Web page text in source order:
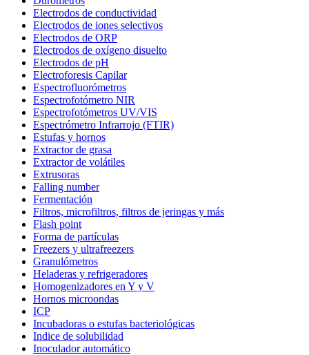
Electrodos de conductividad
Electrodos de iones selectivos
Electrodos de ORP
Electrodos de oxígeno disuelto
Electrodos de pH
Electroforesis Capilar
Espectrofluorómetros
Espectrofotómetro NIR
Espectrofotómetros UV/VIS
Espectrómetro Infrarrojo (FTIR)
Estufas y hornos
Extractor de grasa
Extractor de volátiles
Extrusoras
Falling number
Fermentación
Filtros, microfiltros, filtros de jeringas y más
Flash point
Forma de partículas
Freezers y ultrafreezers
Granulómetros
Heladeras y refrigeradores
Homogenizadores en Y y V
Hornos microondas
ICP
Incubadoras o estufas bacteriológicas
Indice de solubilidad
Inoculador automático